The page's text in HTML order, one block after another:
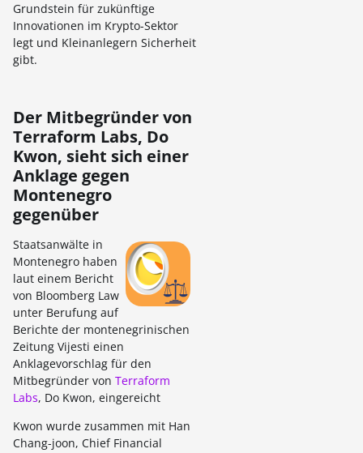
Grundstein für zukünftige
Innovationen im Krypto-Sektor
legt und Kleinanlegern Sicherheit
gibt.
Der Mitbegründer von
Terraform Labs, Do
Kwon, sieht sich einer
Anklage gegen
Montenegro
gegenüber
Staatsanwälte in
Montenegro haben
laut einem Bericht
von Bloomberg Law
unter Berufung auf
Berichte der montenegrinischen
Zeitung Vijesti einen
Anklagevorschlag für den
Mitbegründer von Terraform
Labs, Do Kwon, eingereicht
Kwon wurde zusammen mit Han
Chang-joon, Chief Financial